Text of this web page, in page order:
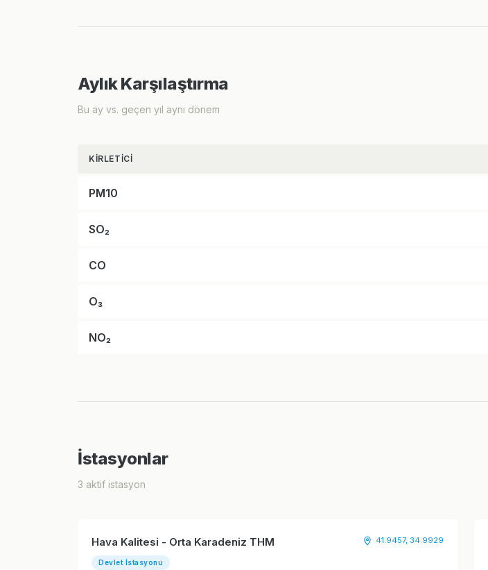
Aylık Karşılaştırma
Bu ay vs. geçen yıl aynı dönem
KIRLETICI
PM10
SO₂
CO
O₃
NO₂
İstasyonlar
3 aktif istasyon
Hava Kalitesi - Orta Karadeniz THM
Devlet İstasyonu
41.9457, 34.9929